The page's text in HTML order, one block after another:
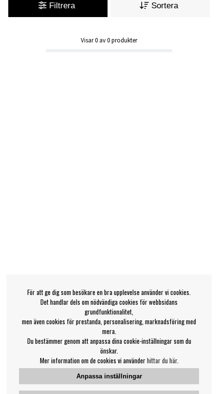
Filtrera Sortera
Visar0 av0produkter
För att ge dig som besökare en bra upplevelse använder vi cookies.
Det handlar dels om nödvändiga cookies för webbsidans
grundfunktionalitet,
men även cookies för prestanda, personalisering, marknadsföring med
mera.
Du bestämmer genom att anpassa dina cookie-inställningar som du
önskar.
Mer information om de cookies vi använderhittar du här.
Anpassa inställningar